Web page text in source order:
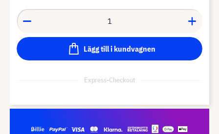
Lägg till i kundvagnen
Express-Checkout